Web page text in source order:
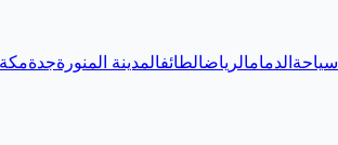
سياحة الدمامالرياضالطائفالمدينة المنورةجدةمكة